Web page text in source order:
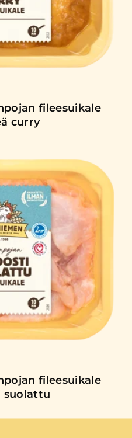
fileesuikale
curry
fileesuikale
suolattu